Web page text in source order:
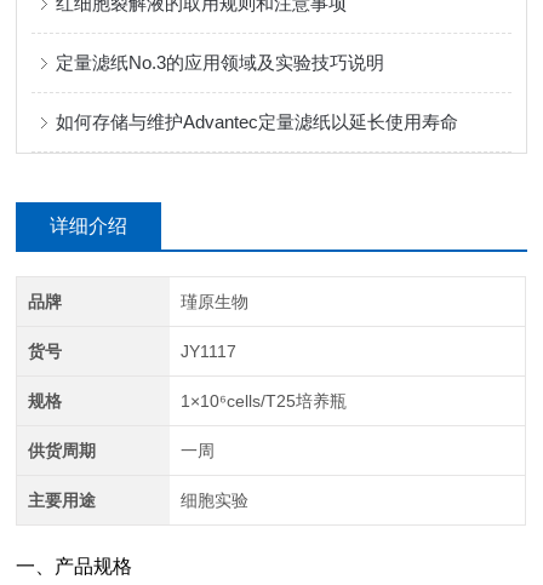
定量滤纸No.3的应用领域及实验技巧说明
如何存储与维护Advantec定量滤纸以延长使用寿命
详细介绍
品牌 瑾原生物
货号 JY1117
规格 1×10⁶cells/T25培养瓶
供货周期 一周
主要用途 细胞实验
一、产品规格